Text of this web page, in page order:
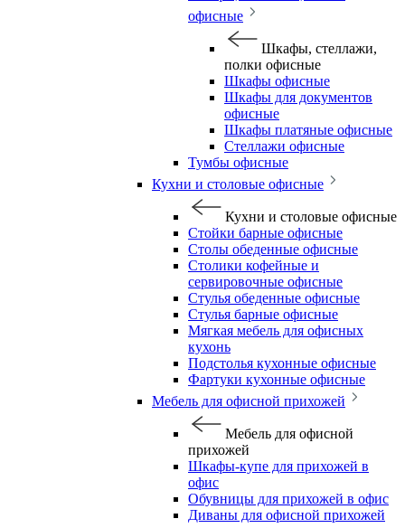
офисные
Шкафы, стеллажи,
полки офисные
Шкафы офисные
Шкафы для документов
офисные
Шкафы платяные офисные
Стеллажи офисные
Тумбы офисные
Кухни и столовые офисные
Кухни и столовые офисные
Стойки барные офисные
Столы обеденные офисные
Столики кофейные и
сервировочные офисные
Стулья обеденные офисные
Стулья барные офисные
Мягкая мебель для офисных
кухонь
Подстолья кухонные офисные
Фартуки кухонные офисные
Мебель для офисной прихожей
Мебель для офисной
прихожей
Шкафы-купе для прихожей в
офис
Обувницы для прихожей в офис
Диваны для офисной прихожей